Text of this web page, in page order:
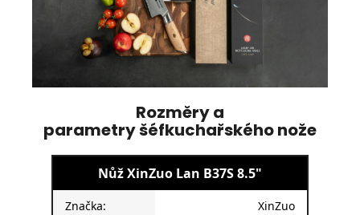
Rozměry a
parametry šéfkuchařského nože
Nůž XinZuo Lan B37S 8.5"
Značka: XinZuo